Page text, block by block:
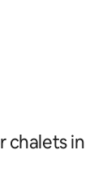
beoordeling
uitstapjes,
chalets in